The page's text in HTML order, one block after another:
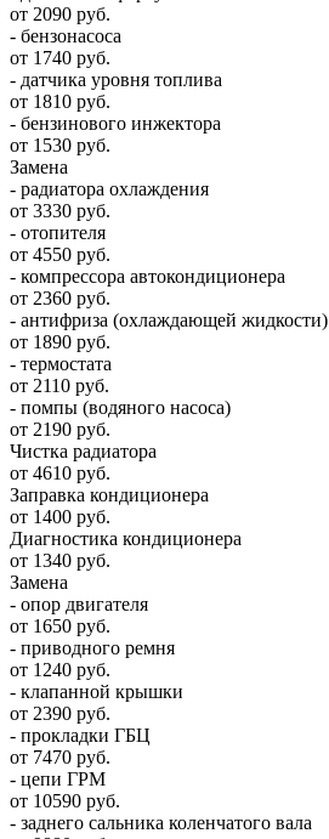
от 2090 руб.
- бензонасоса
от 1740 руб.
- датчика уровня топлива
от 1810 руб.
- бензинового инжектора
от 1530 руб.
Замена
- радиатора охлаждения
от 3330 руб.
- отопителя
от 4550 руб.
- компрессора автокондиционера
от 2360 руб.
- антифриза (охлаждающей жидкости)
от 1890 руб.
- термостата
от 2110 руб.
- помпы (водяного насоса)
от 2190 руб.
Чистка радиатора
от 4610 руб.
Заправка кондиционера
от 1400 руб.
Диагностика кондиционера
от 1340 руб.
Замена
- опор двигателя
от 1650 руб.
- приводного ремня
от 1240 руб.
- клапанной крышки
от 2390 руб.
- прокладки ГБЦ
от 7470 руб.
- цепи ГРМ
от 10590 руб.
- заднего сальника коленчатого вала